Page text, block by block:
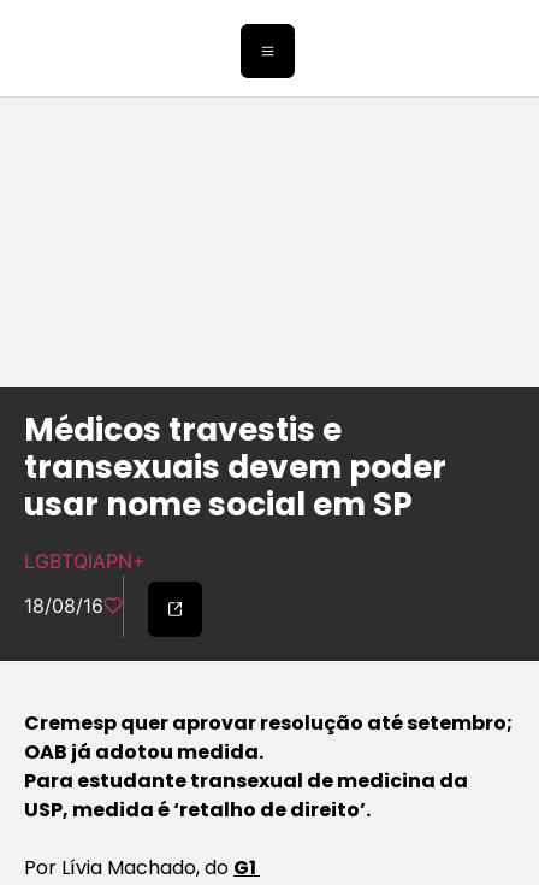
Médicos travestis e
transexuais devem poder
usar nome social em SP
LGBTQIAPN+
18/08/16
Cremesp quer aprovar resolução até setembro;
OAB já adotou medida.
Para estudante transexual de medicina da
USP, medida é ‘retalho de direito’.
Por Lívia Machado, do G1